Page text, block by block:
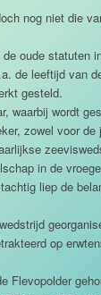
nog niet die
oude statuten
de leeftijd van
gesteld.
waarbij wordt
zowel voor
in de
liep de
op
Flevopolder